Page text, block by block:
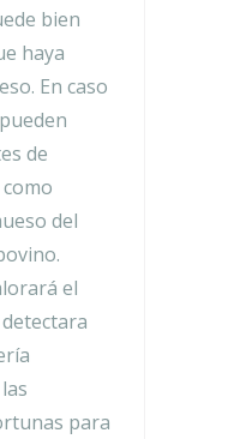
bien
haya
En caso
de
del
el
para